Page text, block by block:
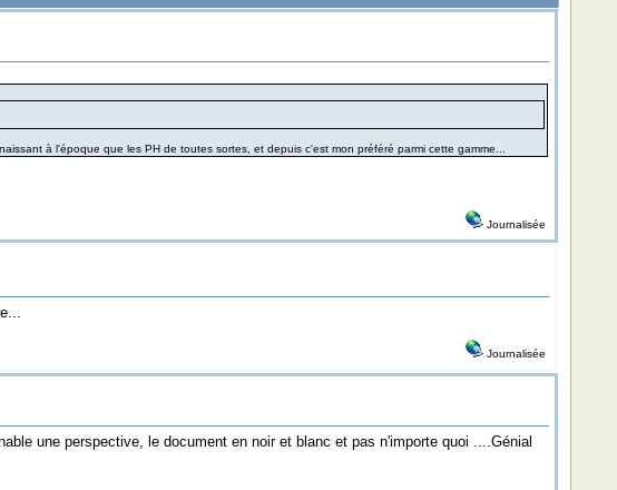
à l'époque que les PH de toutes sortes, et depuis c'est mon préféré parmi cette gamme...
Journalisée
Journalisée
une perspective, le document en noir et blanc et pas n'importe quoi ....Génial